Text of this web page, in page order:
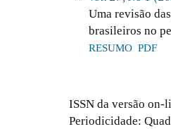
Uma revisão
brasileiros no
RESUMO PDF
ISSN da versão
Periodicidade: